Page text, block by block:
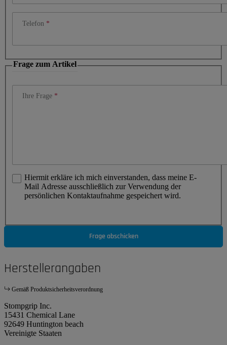
Telefon
Frage zum Artikel
Ihre Frage
Hiermit erkläre ich mich einverstanden, dass meine E-
Mail Adresse ausschließlich zur Verwendung der
persönlichen Kontaktaufnahme gespeichert wird.
Frage abschicken
Herstellerangaben
Gemäß Produktsicherheitsverordnung
Stompgrip Inc.
15431 Chemical Lane
92649 Huntington beach
Vereinigte Staaten